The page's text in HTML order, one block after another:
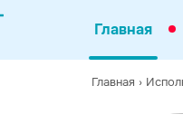
Главная
Главная ›